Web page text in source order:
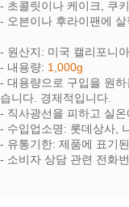
- 초콜릿이나 케이크, 쿠
- 오븐이나 후라이팬에
- 원산지: 미국 캘리포니아
- 내용량: 1,000g
- 대용량으로 구입을 원
습니다. 경제적입니다.
- 직사광선을 피하고 실온
- 수입업소명: 롯데상사,
- 유통기한: 제품에 표기
- 소비자 상담 관련 전화